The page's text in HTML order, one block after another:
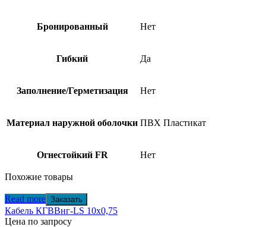
Бронированный Нет
Гибкий Да
Заполнение/Герметизация Нет
Материал наружной оболочки ПВХ Пластикат
Огнестойкий FR Нет
Похожие товары
Read more Заказать
Кабель КГВВнг-LS 10х0,75
Цена по запросу